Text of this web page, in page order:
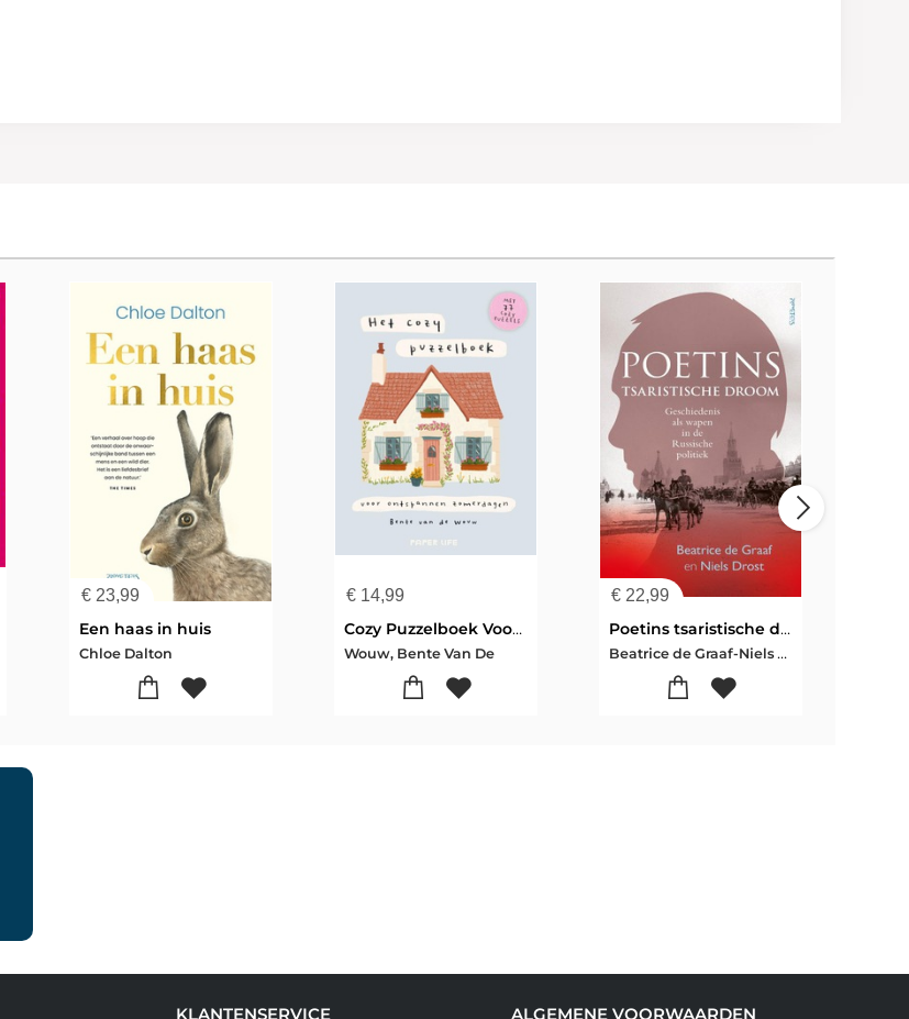
€23,99
Een haas in huis
Chloe Dalton
€14,99
Cozy Puzzelboek Voor Ontspannen Zome
Wouw, Bente Van De
€ 22,99
Poetins tsaristische droom
Beatrice de Graaf-Niels Drost
KLANTENSERVICE
ALGEMENE VOORWAARDEN